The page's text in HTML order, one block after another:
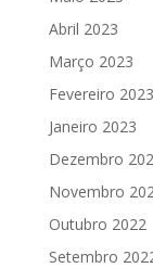
Abril 2023
Março 2023
Fevereiro 2023
Janeiro 2023
Dezembro
Novembro
Outubro 2022
Setembro